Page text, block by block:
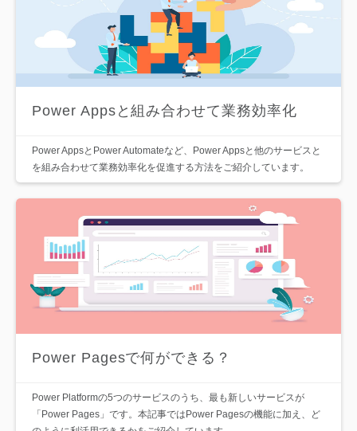
Power Appsと組み合わせて業務効率化
Power AppsとPower Automateなど、Power Appsと他のサービスと
を組み合わせて業務効率化を促進する方法をご紹介しています。
Power Pagesで何ができる？
Power Platformの5つのサービスのうち、最も新しいサービスが
「Power Pages」です。本記事ではPower Pagesの機能に加え、ど